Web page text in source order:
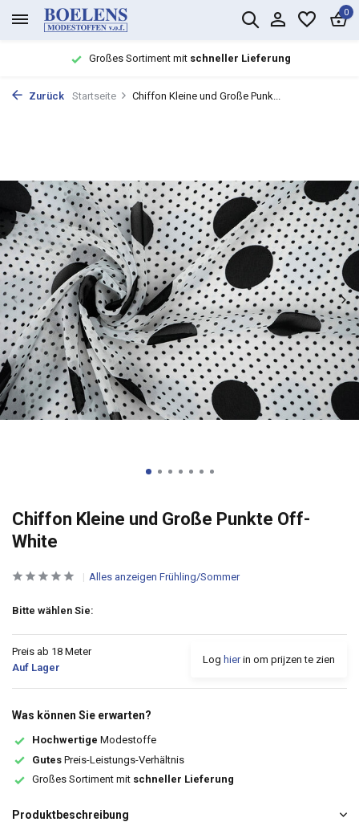
0
Großes Sortiment mit schneller Lieferung
Zurück Startseite Chiffon Kleine und Große Punk...
Chiffon Kleine und Große Punkte Off-
White
Alles anzeigen Frühling/Sommer
Bitte wählen Sie:
Preis ab 18 Meter
Auf Lager
Log hierin om prijzen te zien
Was können Sie erwarten?
Hochwertige Modestoffe
Gutes Preis-Leistungs-Verhältnis
Großes Sortiment mit schneller Lieferung
Produktbeschreibung